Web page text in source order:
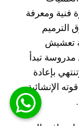
فنية ومعرفة
تعشيش
تبدأ
بإعادة
الإنشائية